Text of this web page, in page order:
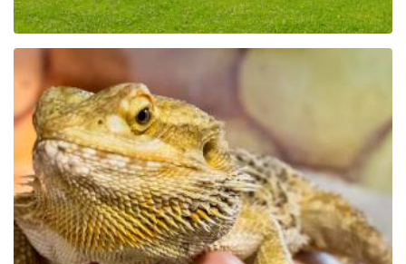
Educational Park Exotic
Zoo Kaszuby in Tuchlino